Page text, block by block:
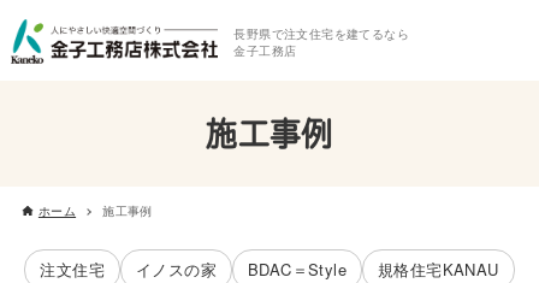
長野県で注文住宅を建てるなら
金子工務店
施工事例
ホーム 施工事例
注文住宅 イノスの家 BDAC＝Style
規格住宅KANAU